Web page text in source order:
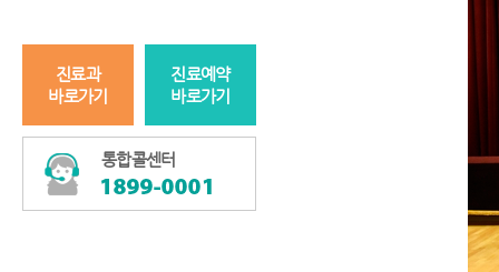
진료과
바로가기
진료예약
바로가기
통합콜센터